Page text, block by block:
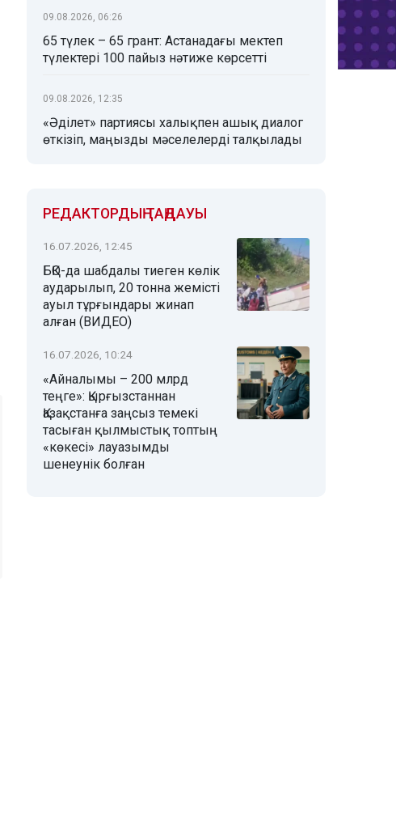
09.08.2026, 06:26
65 түлек – 65 грант: Астанадағы мектеп
түлектері 100 пайыз нәтиже көрсетті
09.08.2026, 12:35
«Әділет» партиясы халықпен ашық диалог
өткізіп, маңызды мәселелерді талқылады
РЕДАКТОРДЫҢ ТАҢДАУЫ
16.07.2026, 12:45
БҚО-да шабдалы тиеген көлік
аударылып, 20 тонна жемісті
ауыл тұрғындары жинап
алған (ВИДЕО)
16.07.2026, 10:24
«Айналымы – 200 млрд
теңге»: Қырғызстаннан
Қазақстанға заңсыз темекі
тасыған қылмыстық топтың
«көкесі» лауазымды
шенеунік болған